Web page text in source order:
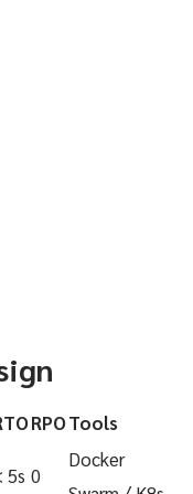
RPOTools
5s 0
Docker